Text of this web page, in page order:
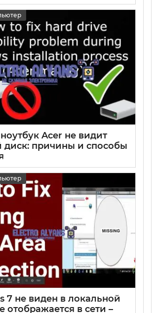
Acer не видит
диск: причины и способы
7 не виден в локальной
отображается в сети –